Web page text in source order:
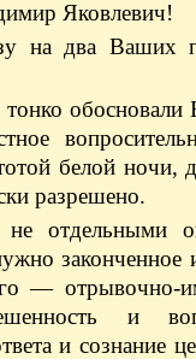
Яковлевич!
на два Ваших
обосновали
белой ночи,
разрешено.
отдельными
законченное
— отрывочно-
и
и сознание